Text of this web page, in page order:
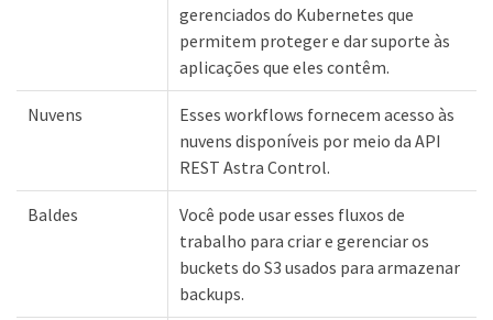
gerenciados do Kubernetes que
permitem proteger e dar suporte às
aplicações que eles contêm.
Nuvens
Esses workflows fornecem acesso às
nuvens disponíveis por meio da API
REST Astra Control.
Baldes
Você pode usar esses fluxos de
trabalho para criar e gerenciar os
buckets do S3 usados para armazenar
backups.